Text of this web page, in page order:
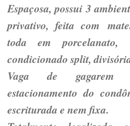
Espaçosa, possui 3
privativo, feita com
toda em
condicionado split,
Vaga de gagarem
estacionamento do
escriturada e nem fixa.